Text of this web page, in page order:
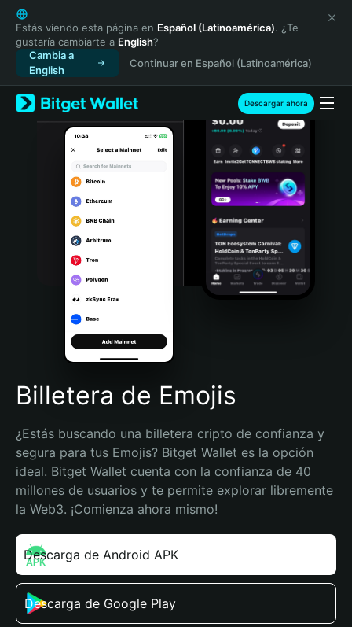
English
日本語
Tiếng Việt
Русский
Español (Latinoamérica)
Türkçe
Italiano
Português (Portugal)
Bahasa Indonesia
Português (Brasil)
Español (Argentina)
Estás viendo esta página en Español (Latinoamérica). ¿Te
gustaría cambiarte a English?
Cambia a
English
Continuar en Español (Latinoamérica)
Descargar ahora
Billetera de Emojis
¿Estás buscando una billetera cripto de confianza y
segura para tus Emojis? Bitget Wallet es la opción
ideal. Bitget Wallet cuenta con la confianza de 40
millones de usuarios y te permite explorar libremente
la Web3. ¡Comienza ahora mismo!
Descarga de Android APK
Descarga de Google Play